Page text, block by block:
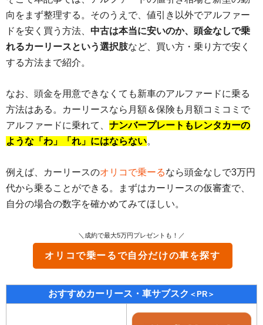
向をまず整理する。そのうえで、値引き以外でアルファー
ドを安く買う方法、 中古は本当に安いのか、頭金なしで乗
れるカーリースという選択肢など、買い方・乗り方で安く
する方法まで紹介。
なお、頭金を用意できなくても新車のアルファードに乗る
方法はある。カーリースなら月額＆保険も月額コミコミで
アルファードに乗れて、 ナンバープレートもレンタカーの
ような「わ」「れ」にはならない。
例えば、カーリースのオリコで乗ーるなら頭金なしで3万円
代から乗ることができる。まずはカーリースの仮審査で、
自分の場合の数字を確かめてみてほしい。
＼成約で最大5万円プレゼントも！／
オリコで乗ーるで自分だけの車を探す
おすすめカーリース・車サブスク ＜PR＞